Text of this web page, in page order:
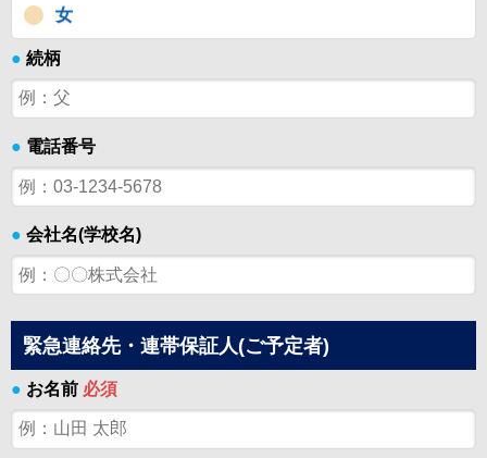
女
● 続柄
● 電話番号
● 会社名(学校名)
緊急連絡先・連帯保証人(ご予定者)
● お名前 必須